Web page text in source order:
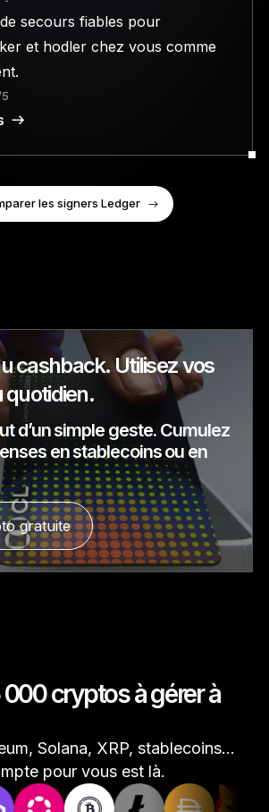
secours fiables pour
et hodler chez vous comme
les signers Ledger
cashback. Utilisez vos
quotidien.
d’un simple geste. Cumulez
en stablecoins ou en
gratuite
000 cryptos à gérer à
Solana, XRP, stablecoins...
pour vous est là.